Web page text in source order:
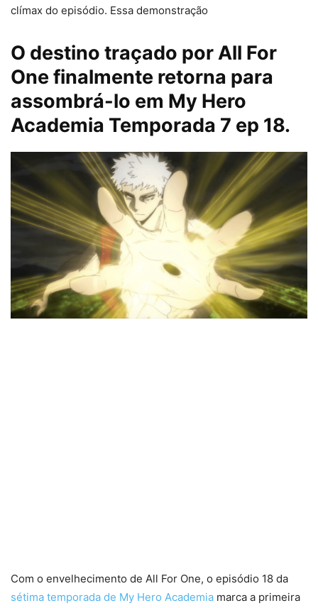
clímax do episódio. Essa demonstração
O destino traçado por All For
One finalmente retorna para
assombrá-lo em My Hero
Academia Temporada 7 ep 18.
Com o envelhecimento de All For One, o episódio 18 da
sétima temporada de My Hero Academia marca a primeira